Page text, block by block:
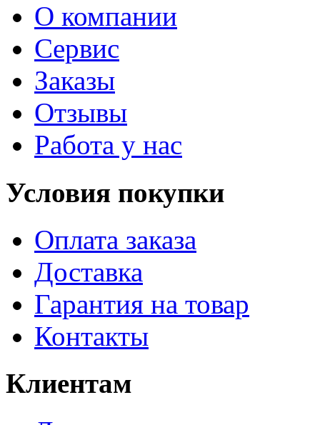
О компании
Сервис
Заказы
Отзывы
Работа у нас
Условия покупки
Оплата заказа
Доставка
Гарантия на товар
Контакты
Клиентам